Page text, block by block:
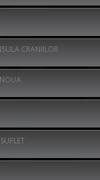
CRANIILOR